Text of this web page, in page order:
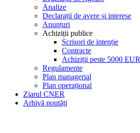
Analize
Declarații de avere și interese
Anunțuri
Achiziții publice
Scrisori de intenție
Contracte
Achiziții peste 5000 EUR
Regulamente
Plan managerial
Plan operațional
Ziarul CNER
Arhivă noutăți